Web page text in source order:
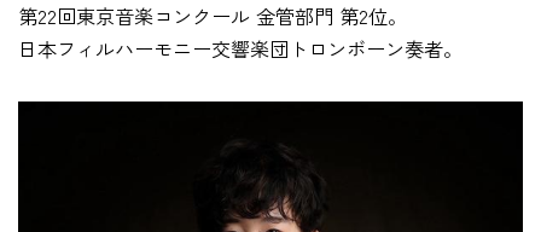
法人案内
個人情報保護方針
第22回東京音楽コンクール 金管部門 第2位。
日本フィルハーモニー交響楽団トロンボーン奏者。